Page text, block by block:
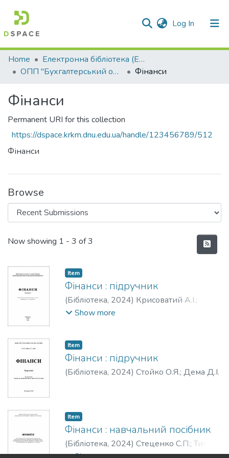
Log In (current)
Communities & Collections
All of DSpace
Statistics
Home
Електронна бібліотека (E-Book)
ОПП "Бухгалтерський облік"
Фінанси
Фінанси
Permanent URI for this collection
https://dspace.krkm.dnu.edu.ua/handle/123456789/512
Фінанси
Browse
Recent Submissions
Now showing 1 - 3 of 3
Item
Фінанси : підручник
(Бібліотека, 2024) Крисоватий А.І.;
Горин В.П.;Юрія С.І.
Show more
Item
Фінанси : підручник
(Бібліотека, 2024) Стойко О.Я.; Дема Д.І.
Item
Фінанси : навчальний посібник
(Бібліотека, 2024) Стеценко С.П.; Титок